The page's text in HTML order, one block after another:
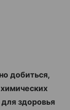
добиться,
здоровья